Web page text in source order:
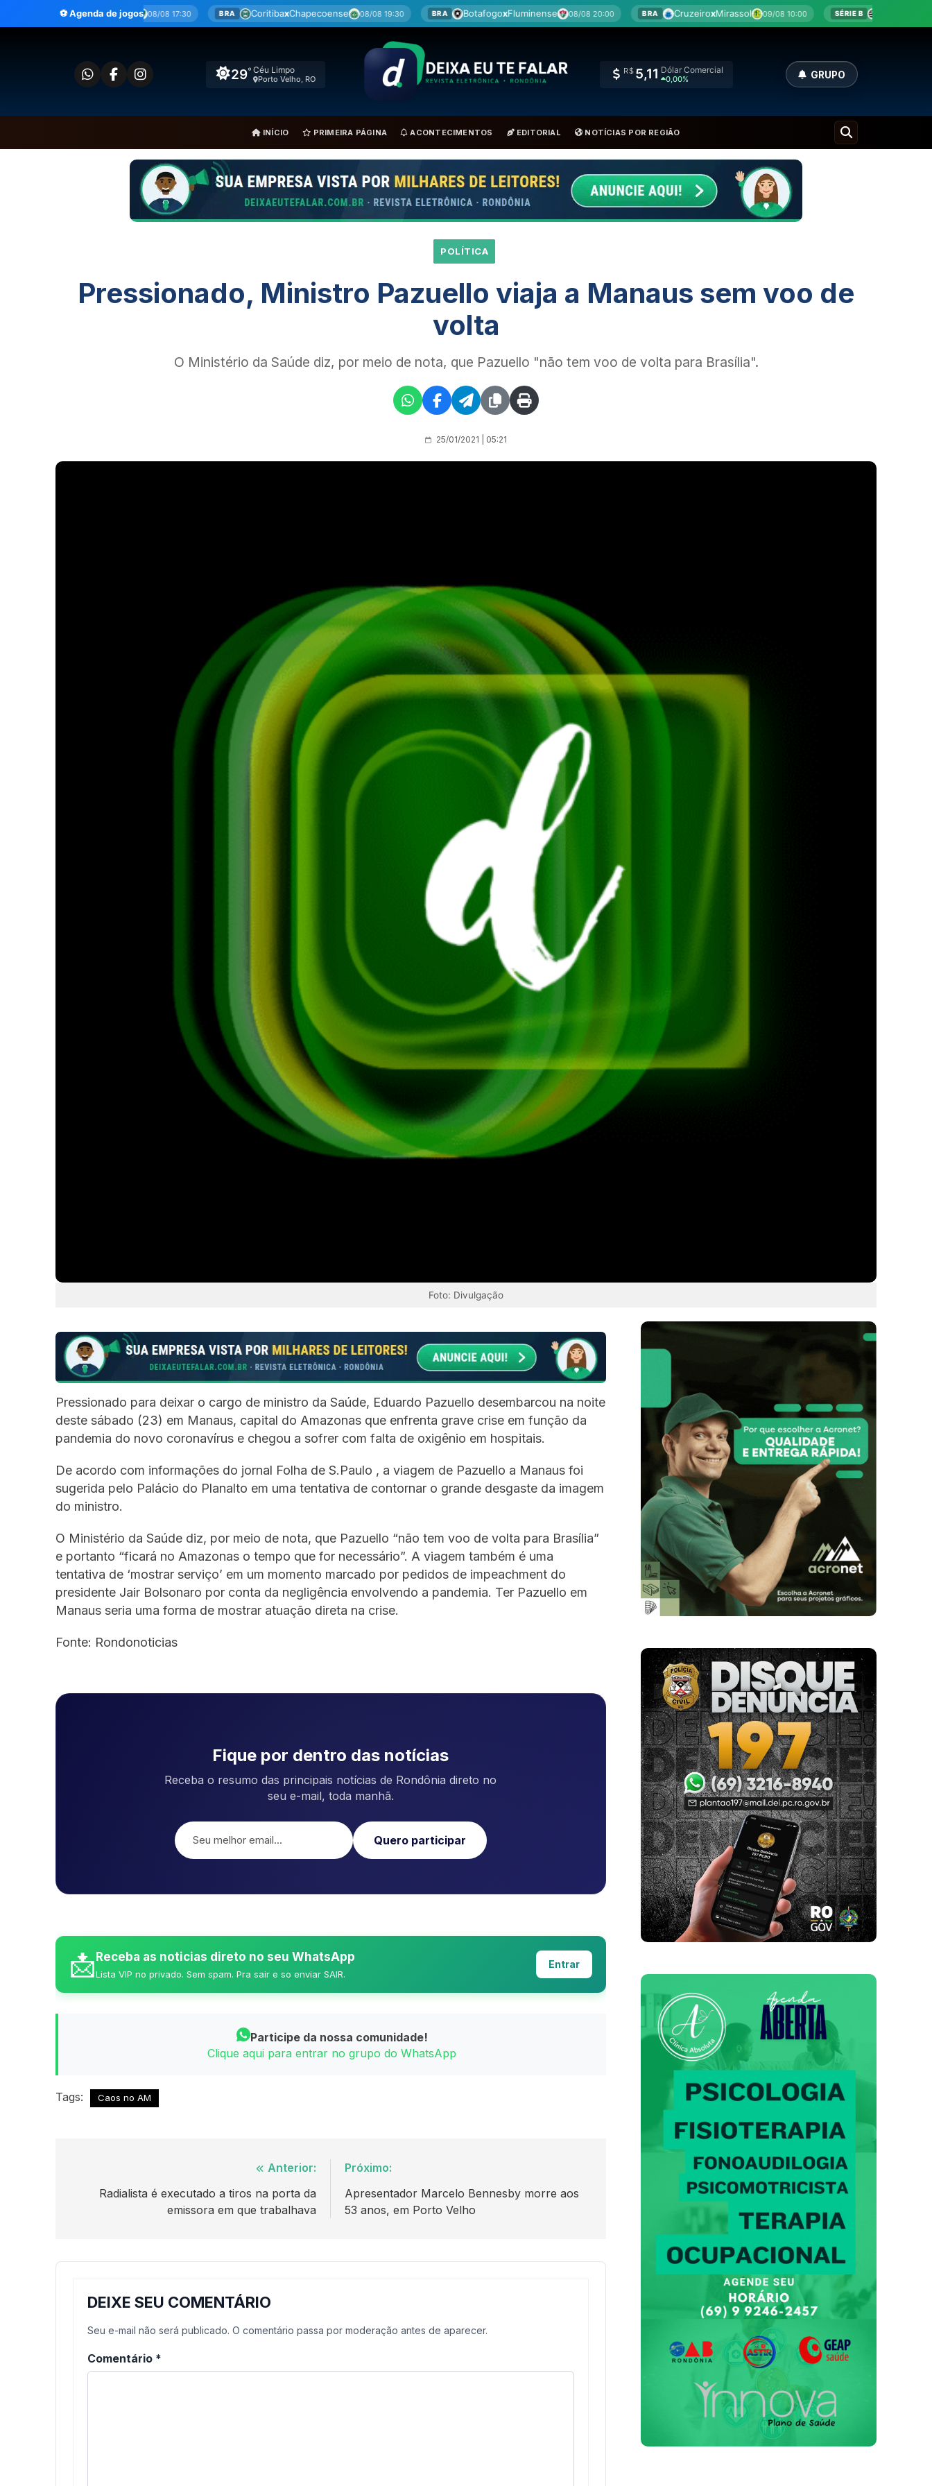
para
⚽ Agenda de jogos
08/08 17:30 BRA Coritibax Chapecoense 08/08 19:30 BRA Botafogo x Fluminense 08/08 20:00 BRA Cruzeiro xMirassol 09/08 10:00 SÉRIE B Athletic Criciúma 09/08 10:00
29° Céu Limpo
Porto Velho, RO
R$ 5,11 Dólar Comercial
0,00% GRUPO
INÍCIO PRIMEIRA PÁGINA ACONTECIMENTOS EDITORIAL NOTÍCIAS POR REGIÃO
POLÍTICA
Pressionado, Ministro Pazuello viaja a Manaus sem voo de
volta
O Ministério da Saúde diz, por meio de nota, que Pazuello "não tem voo de volta para Brasília".
25/01/2021 | 05:21
Foto: Divulgação
Pressionado para deixar o cargo de ministro da Saúde, Eduardo Pazuello desembarcou na noite
deste sábado (23) em Manaus, capital do Amazonas que enfrenta grave crise em função da
pandemia do novo coronavírus e chegou a sofrer com falta de oxigênio em hospitais.
De acordo com informações do jornal Folha de S.Paulo , a viagem de Pazuello a Manaus foi
sugerida pelo Palácio do Planalto em uma tentativa de contornar o grande desgaste da imagem
do ministro.
O Ministério da Saúde diz, por meio de nota, que Pazuello “não tem voo de volta para Brasília”
e portanto “ficará no Amazonas o tempo que for necessário”. A viagem também é uma
tentativa de ‘mostrar serviço’ em um momento marcado por pedidos de impeachment do
presidente Jair Bolsonaro por conta da negligência envolvendo a pandemia. Ter Pazuello em
Manaus seria uma forma de mostrar atuação direta na crise.
Fonte: Rondonoticias
Fique por dentro das notícias
Receba o resumo das principais notícias de Rondônia direto no
seu e-mail, toda manhã.
Quero participar
📩Receba as noticias direto no seu WhatsApp
Lista VIP no privado. Sem spam. Pra sair e so enviar SAIR.
Entrar
Participe da nossa comunidade!
Clique aqui para entrar no grupo do WhatsApp
Tags: Caos no AM
Anterior:
Radialista é executado a tiros na porta da
emissora em que trabalhava
Próximo:
Apresentador Marcelo Bennesby morre aos
53 anos, em Porto Velho
DEIXE SEU COMENTÁRIO
Seu e-mail não será publicado. O comentário passa por moderação antes de aparecer.
Comentário *